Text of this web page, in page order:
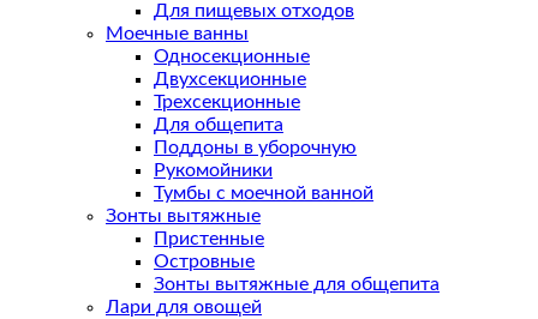
Для пищевых отходов
Моечные ванны
Односекционные
Двухсекционные
Трехсекционные
Для общепита
Поддоны в уборочную
Рукомойники
Тумбы с моечной ванной
Зонты вытяжные
Пристенные
Островные
Зонты вытяжные для общепита
Лари для овощей